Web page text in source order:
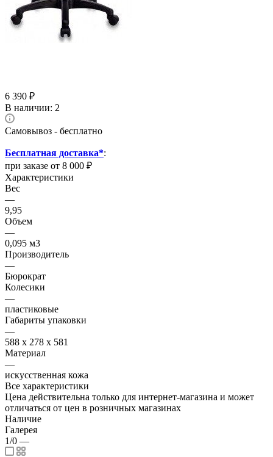
6 390 ₽
В наличии: 2
Самовывоз - бесплатно
Бесплатная доставка*:
при заказе от 8 000 ₽
Характеристики
Вес
—
9,95
Объем
—
0,095 м3
Производитель
—
Бюрократ
Колесики
—
пластиковые
Габариты упаковки
—
588 х 278 х 581
Материал
—
искусственная кожа
Все характеристики
Цена действительна только для интернет-магазина и может
отличаться от цен в розничных магазинах
Наличие
Галерея
1/0 —